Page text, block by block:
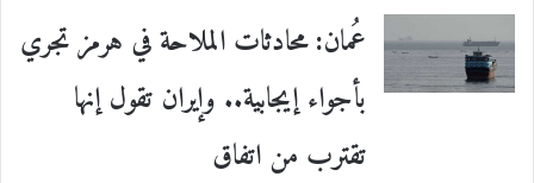
عُمان: محادثات الملاحة في هرمز تجري
بأجواء إيجابية.. وإيران تقول إنها
تقترب من اتفاق